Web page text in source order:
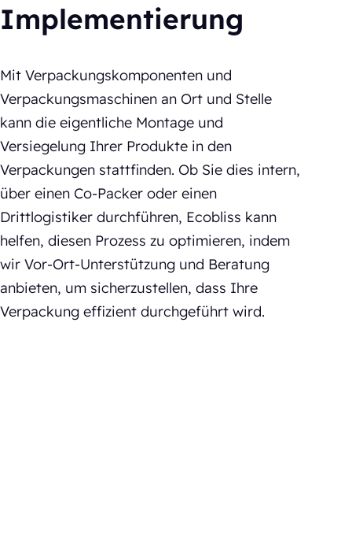
Implementierung
Mit Verpackungskomponenten und
Verpackungsmaschinen an Ort und Stelle
kann die eigentliche Montage und
Versiegelung Ihrer Produkte in den
Verpackungen stattfinden. Ob Sie dies intern,
über einen Co-Packer oder einen
Drittlogistiker durchführen, Ecobliss kann
helfen, diesen Prozess zu optimieren, indem
wir Vor-Ort-Unterstützung und Beratung
anbieten, um sicherzustellen, dass Ihre
Verpackung effizient durchgeführt wird.